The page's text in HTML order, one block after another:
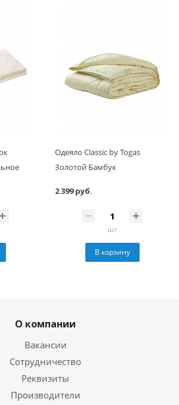
Одеяло Classic by Togas
Золотой Бамбук
2 399 руб.
шт
В корзину
О компании
Вакансии
Сотрудничество
Реквизиты
Производители